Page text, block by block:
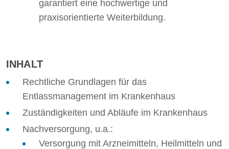
garantiert eine hochwertige und
praxisorientierte Weiterbildung.
INHALT
Rechtliche Grundlagen für das
Entlassmanagement im Krankenhaus
Zuständigkeiten und Abläufe im Krankenhaus
Nachversorgung, u.a.:
Versorgung mit Arzneimitteln, Heilmitteln und